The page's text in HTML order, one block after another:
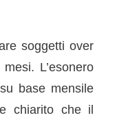
soggetti over
L’esonero
base mensile
chiarito che il